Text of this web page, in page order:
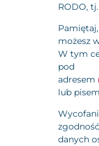
RODO,
możesz
W tym
pod
adresem
lub
danych